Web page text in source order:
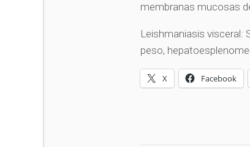
membranas mucosas
Leishmaniasis visceral:
peso,
X Facebook